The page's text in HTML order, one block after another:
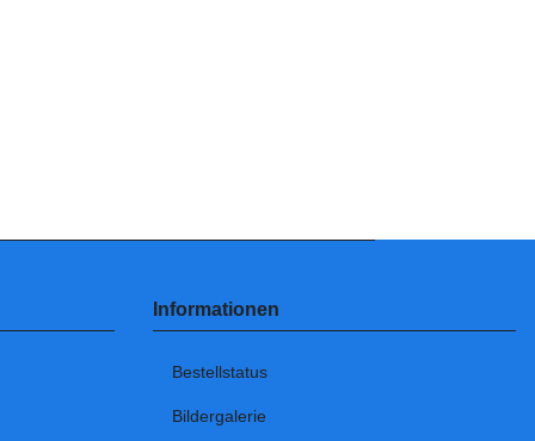
Informationen
Bestellstatus
Bildergalerie